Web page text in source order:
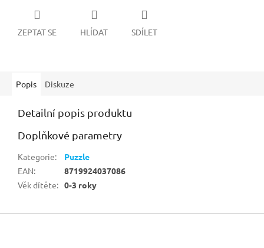
ZEPTAT SE HLÍDAT SDÍLET
Popis Diskuze
Detailní popis produktu
Doplňkové parametry
Kategorie:
Puzzle
EAN:
8719924037086
Věk dítěte: 0-3 roky
Z